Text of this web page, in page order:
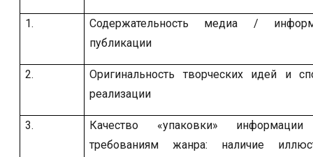
1.
Содержательность медиа /
публикации
2.
Оригинальность творческих идей и
реализации
3.
Качество «упаковки» информации
требованиям жанра: наличие